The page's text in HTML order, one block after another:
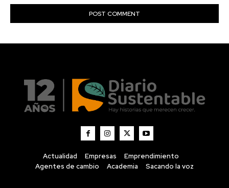
Actualidad Empresas
Emprendimiento
Agentes de cambio
Academia Sacando la voz